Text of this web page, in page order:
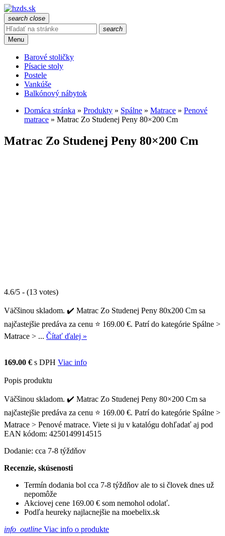
search close
search
Menu
Barové stoličky
Písacie stoly
Postele
Vankúše
Balkónový nábytok
Domáca stránka » Produkty » Spálne » Matrace » Penové
matrace » Matrac Zo Studenej Peny 80×200 Cm
Matrac Zo Studenej Peny 80×200 Cm
4.6/5 - (13 votes)
Väčšinou skladom. ✔️ Matrac Zo Studenej Peny 80x200 Cm sa
najčastejšie predáva za cenu ⭐ 169.00 €. Patrí do kategórie Spálne >
Matrace > ... Čítať ďalej »
169.00 € s DPH Viac info
Popis produktu
Väčšinou skladom. ✔️ Matrac Zo Studenej Peny 80×200 Cm sa
najčastejšie predáva za cenu ⭐ 169.00 €. Patrí do kategórie Spálne >
Matrace > Penové matrace. Viete si ju v katalógu dohľadať aj pod
EAN kódom: 4250149914515
Dodanie: cca 7-8 týždňov
Recenzie, skúsenosti
Termín dodania bol cca 7-8 týždňov ale to si človek dnes už
nepomôže
Akciovej cene 169.00 € som nemohol odolať.
Podľa heureky najlacnejšie na moebelix.sk
info_outline Viac info o produkte